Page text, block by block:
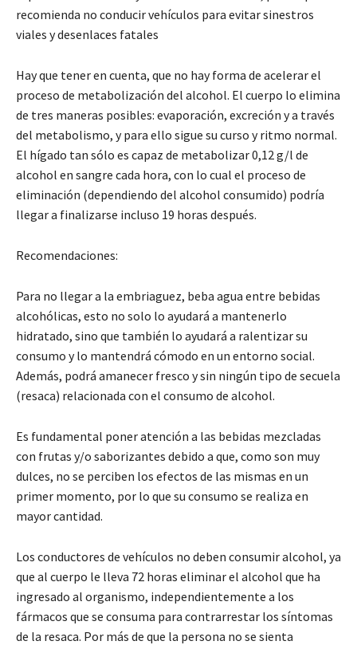
recomienda no conducir vehículos para evitar sinestros
viales y desenlaces fatales
Hay que tener en cuenta, que no hay forma de acelerar el
proceso de metabolización del alcohol. El cuerpo lo elimina
de tres maneras posibles: evaporación, excreción y a través
del metabolismo, y para ello sigue su curso y ritmo normal.
El hígado tan sólo es capaz de metabolizar 0,12 g/l de
alcohol en sangre cada hora, con lo cual el proceso de
eliminación (dependiendo del alcohol consumido) podría
llegar a finalizarse incluso 19 horas después.
Recomendaciones:
Para no llegar a la embriaguez, beba agua entre bebidas
alcohólicas, esto no solo lo ayudará a mantenerlo
hidratado, sino que también lo ayudará a ralentizar su
consumo y lo mantendrá cómodo en un entorno social.
Además, podrá amanecer fresco y sin ningún tipo de secuela
(resaca) relacionada con el consumo de alcohol.
Es fundamental poner atención a las bebidas mezcladas
con frutas y/o saborizantes debido a que, como son muy
dulces, no se perciben los efectos de las mismas en un
primer momento, por lo que su consumo se realiza en
mayor cantidad.
Los conductores de vehículos no deben consumir alcohol, ya
que al cuerpo le lleva 72 horas eliminar el alcohol que ha
ingresado al organismo, independientemente a los
fármacos que se consuma para contrarrestar los síntomas
de la resaca. Por más de que la persona no se sienta